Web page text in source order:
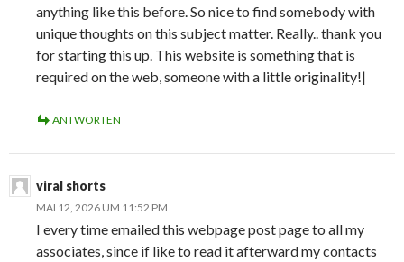
anything like this before. So nice to find somebody with
unique thoughts on this subject matter. Really.. thank you
for starting this up. This website is something that is
required on the web, someone with a little originality!|
ANTWORTEN
viral shorts
MAI 12, 2026 UM 11:52 PM
I every time emailed this webpage post page to all my
associates, since if like to read it afterward my contacts